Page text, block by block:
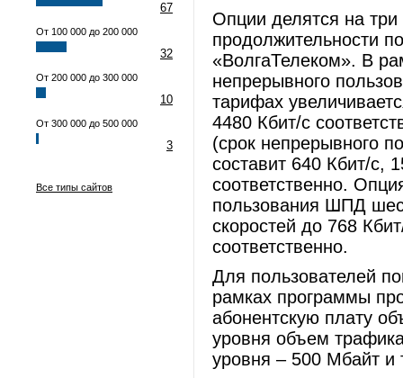
67
От 100 000 до 200 000
32
От 200 000 до 300 000
10
От 300 000 до 500 000
3
Все типы сайтов
Опции делятся на три
продолжительности
«ВолгаТелеком». В
непрерывного
тарифах
4480 Кбит/с
(срок непрерывного
составит 640 Кбит/с,
соответственно.
пользования ШПД
скоростей до 768
соответственно.
Для пользователей
рамках программы
абонентскую плату
уровня объем
уровня – 500 Мбайт и